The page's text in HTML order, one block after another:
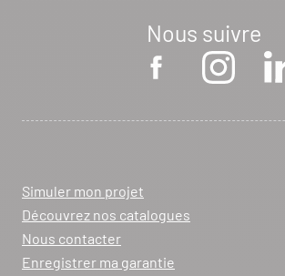
Nous suivre
Simuler mon projet
Découvrez nos catalogues
Nous contacter
Enregistrer ma garantie